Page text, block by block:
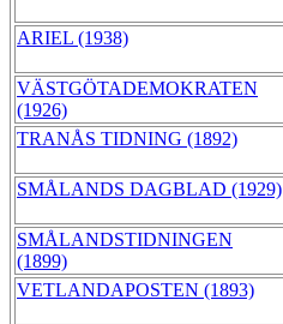
ARIEL (1938)
VÄSTGÖTADEMOKRATEN
(1926)
TRANÅS TIDNING (1892)
SMÅLANDS DAGBLAD (1929)
SMÅLANDSTIDNINGEN
(1899)
VETLANDAPOSTEN (1893)